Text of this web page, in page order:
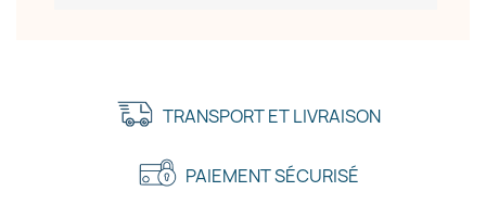
TRANSPORT ET LIVRAISON
PAIEMENT SÉCURISÉ